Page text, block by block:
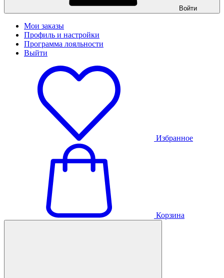
Войти
Мои заказы
Профиль и настройки
Программа лояльности
Выйти
Избранное
Корзина